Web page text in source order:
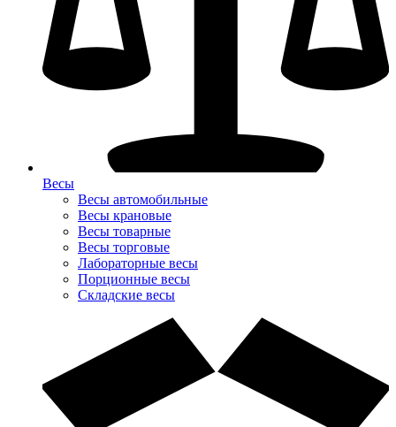
Весы
Весы автомобильные
Весы крановые
Весы товарные
Весы торговые
Лабораторные весы
Порционные весы
Складские весы